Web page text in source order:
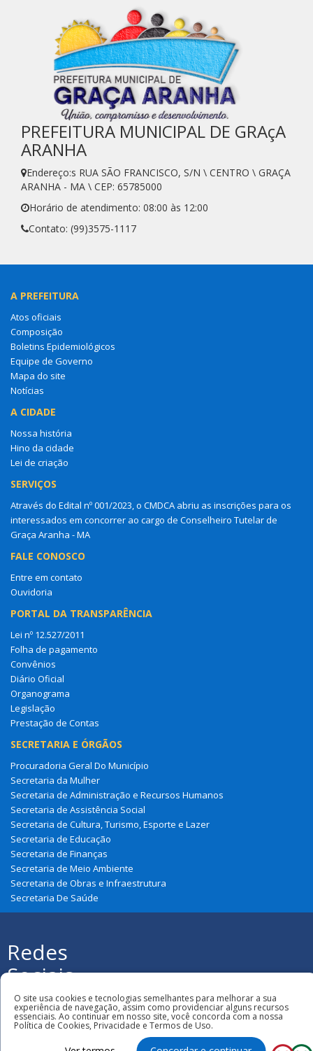
PREFEITURA MUNICIPAL DE GRAçA
ARANHA
Endereço:s RUA SÃO FRANCISCO, S/N \ CENTRO \ GRAÇA
ARANHA - MA \ CEP: 65785000
Horário de atendimento: 08:00 às 12:00
Contato: (99)3575-1117
A PREFEITURA
Atos oficiais
Composição
Boletins Epidemiológicos
Equipe de Governo
Mapa do site
Notícias
A CIDADE
Nossa história
Hino da cidade
Lei de criação
SERVIÇOS
Através do Edital nº 001/2023, o CMDCA abriu as inscrições para os
interessados em concorrer ao cargo de Conselheiro Tutelar de
Graça Aranha - MA
FALE CONOSCO
Entre em contato
Ouvidoria
PORTAL DA TRANSPARÊNCIA
Lei nº 12.527/2011
Folha de pagamento
Convênios
Diário Oficial
Organograma
Legislação
Prestação de Contas
SECRETARIA E ÓRGÃOS
Procuradoria Geral Do Município
Secretaria da Mulher
Secretaria de Administração e Recursos Humanos
Secretaria de Assistência Social
Secretaria de Cultura, Turismo, Esporte e Lazer
Secretaria de Educação
Secretaria de Finanças
Secretaria de Meio Ambiente
Secretaria de Obras e Infraestrutura
Secretaria De Saúde
Redes
Sociais
Municipal de Graça Aranha
O site usa cookies e tecnologias semelhantes para melhorar a sua
experiência de navegação, assim como providenciar alguns recursos
essenciais. Ao continuar em nosso site, você concorda com a nossa
Política de Cookies, Privacidade e Termos de Uso.